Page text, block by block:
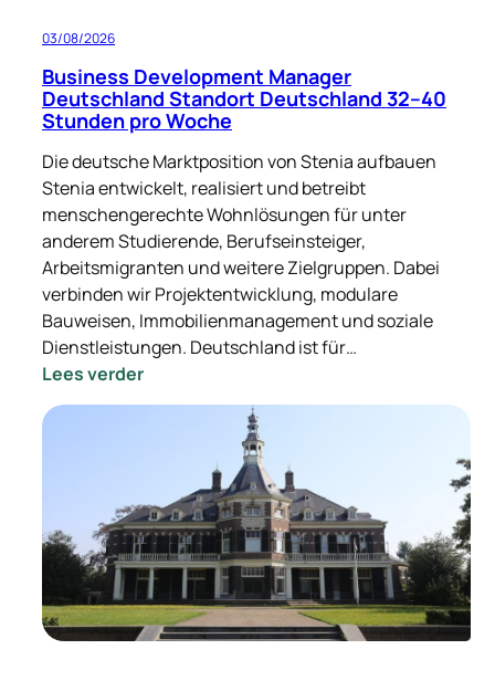
03/08/2026
Business Development Manager
Deutschland Standort Deutschland 32–40
Stunden pro Woche
Die deutsche Marktposition von Stenia aufbauen
Stenia entwickelt, realisiert und betreibt
menschengerechte Wohnlösungen für unter
anderem Studierende, Berufseinsteiger,
Arbeitsmigranten und weitere Zielgruppen. Dabei
verbinden wir Projektentwicklung, modulare
Bauweisen, Immobilienmanagement und soziale
Dienstleistungen. Deutschland ist für…
Lees verder:
Business
Development
Deutschland
Standort
Deutschland
32–
40
Stunden
pro